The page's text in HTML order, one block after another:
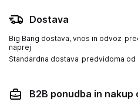
Dostava
Big Bang dostava, vnos in odvoz
naprej
Standardna dostava predvidoma od
B2B ponudba in nakup